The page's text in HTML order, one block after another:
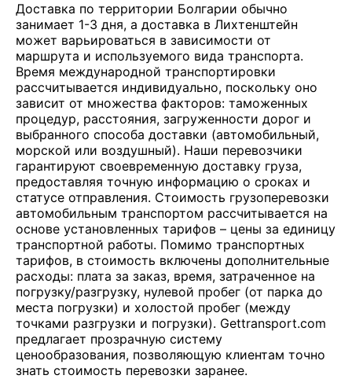
Доставка по территории Болгарии обычно
занимает 1-3 дня, а доставка в Лихтенштейн
может варьироваться в зависимости от
маршрута и используемого вида транспорта.
Время международной транспортировки
рассчитывается индивидуально, поскольку оно
зависит от множества факторов: таможенных
процедур, расстояния, загруженности дорог и
выбранного способа доставки (автомобильный,
морской или воздушный). Наши перевозчики
гарантируют своевременную доставку груза,
предоставляя точную информацию о сроках и
статусе отправления. Стоимость грузоперевозки
автомобильным транспортом рассчитывается на
основе установленных тарифов – цены за единицу
транспортной работы. Помимо транспортных
тарифов, в стоимость включены дополнительные
расходы: плата за заказ, время, затраченное на
погрузку/разгрузку, нулевой пробег (от парка до
места погрузки) и холостой пробег (между
точками разгрузки и погрузки). Gettransport.com
предлагает прозрачную систему
ценообразования, позволяющую клиентам точно
знать стоимость перевозки заранее.